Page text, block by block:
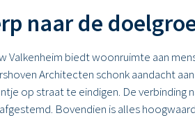
naar de
Valkenheim biedt woonruimte aan
Architecten schonk aandacht
op straat te eindigen. De
Bovendien is alles